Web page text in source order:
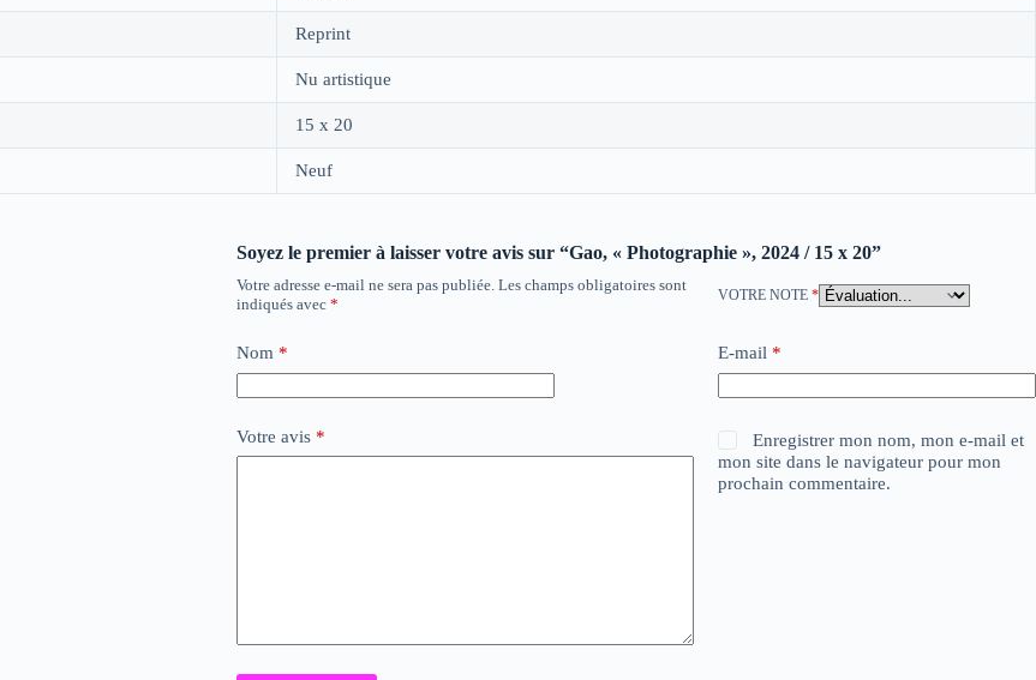
Reprint
Nu artistique
15 x 20
Neuf
Soyez le premier à laisser votre avis sur “Gao, « Photographie », 2024 / 15 x 20”
Votre adresse e-mail ne sera pas publiée. Les champs obligatoires sont
indiqués avec *
VOTRE NOTE *
Nom * E-mail *
Votre avis *
Enregistrer mon nom, mon e-mail et
mon site dans le navigateur pour mon
prochain commentaire.